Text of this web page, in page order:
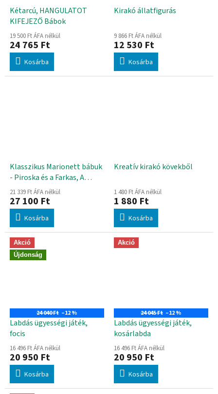
Kétarcú, HANGULATOT
KIFEJEZŐ Bábok
19 500 Ft ÁFA nélkül
24 765 Ft
Kosárba
Kirakó állatfigurás
9 866 Ft ÁFA nélkül
12 530 Ft
Kosárba
Klasszikus Marionett bábuk
- Piroska és a Farkas, A
három kismalac
21 339 Ft ÁFA nélkül
27 100 Ft
Kosárba
Kreatív kirakó kövekből
1 480 Ft ÁFA nélkül
1 880 Ft
Kosárba
Akció
Újdonság
24 040 Ft –12 %
Labdás ügyességi játék,
focis
16 496 Ft ÁFA nélkül
20 950 Ft
Kosárba
Akció
24 045 Ft –12 %
Labdás ügyességi játék,
kosárlabda
16 496 Ft ÁFA nélkül
20 950 Ft
Kosárba